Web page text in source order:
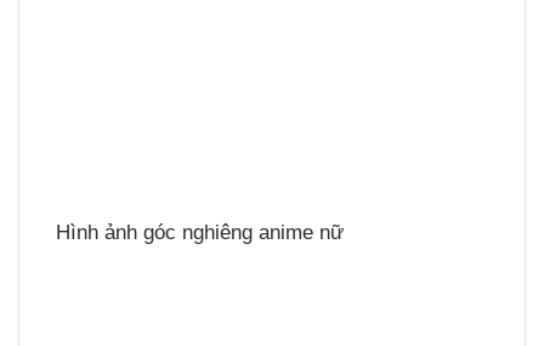
Hình ảnh góc nghiêng anime nữ